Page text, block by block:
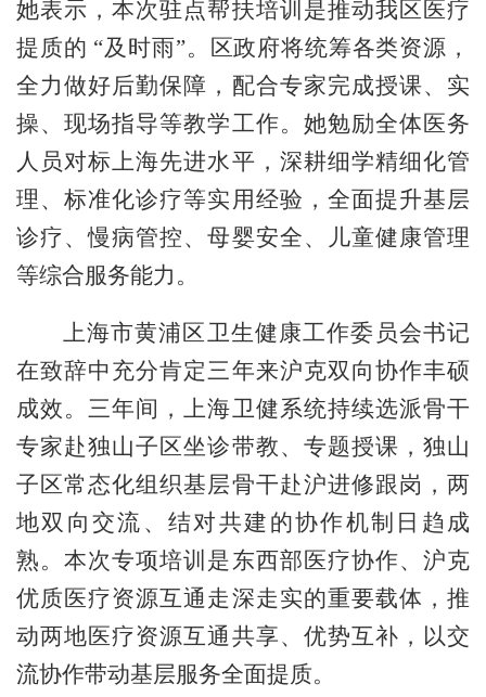
她表示，本次驻点帮扶培训是推动我区医疗
提质的 “及时雨”。区政府将统筹各类资源，
全力做好后勤保障，配合专家完成授课、实
操、现场指导等教学工作。她勉励全体医务
人员对标上海先进水平，深耕细学精细化管
理、标准化诊疗等实用经验，全面提升基层
诊疗、慢病管控、母婴安全、儿童健康管理
等综合服务能力。
上海市黄浦区卫生健康工作委员会书记
在致辞中充分肯定三年来沪克双向协作丰硕
成效。三年间，上海卫健系统持续选派骨干
专家赴独山子区坐诊带教、专题授课，独山
子区常态化组织基层骨干赴沪进修跟岗，两
地双向交流、结对共建的协作机制日趋成
熟。本次专项培训是东西部医疗协作、沪克
优质医疗资源互通走深走实的重要载体，推
动两地医疗资源互通共享、优势互补，以交
流协作带动基层服务全面提质。